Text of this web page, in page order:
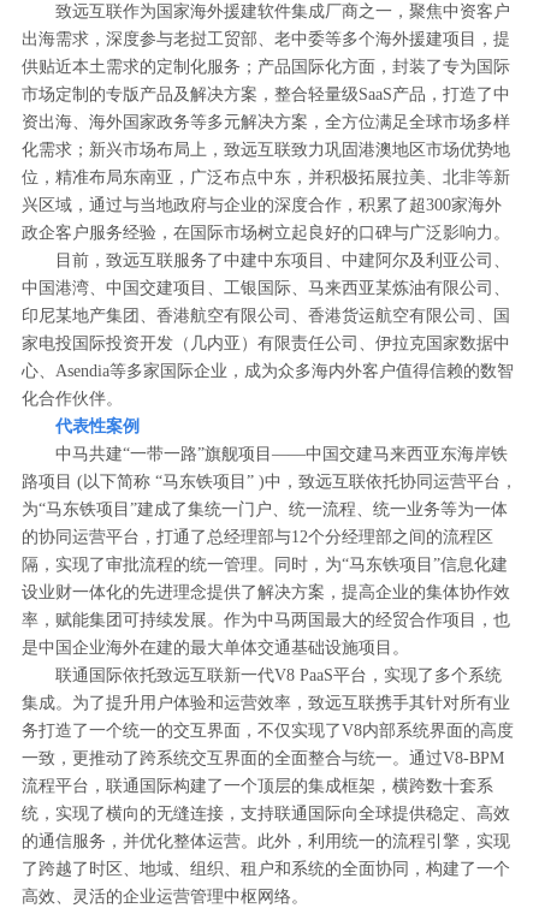
致远互联作为国家海外援建软件集成厂商之一，聚焦中资客户
出海需求，深度参与老挝工贸部、老中委等多个海外援建项目，提
供贴近本土需求的定制化服务；产品国际化方面，封装了专为国际
市场定制的专版产品及解决方案，整合轻量级SaaS产品，打造了中
资出海、海外国家政务等多元解决方案，全方位满足全球市场多样
化需求；新兴市场布局上，致远互联致力巩固港澳地区市场优势地
位，精准布局东南亚，广泛布点中东，并积极拓展拉美、北非等新
兴区域，通过与当地政府与企业的深度合作，积累了超300家海外
政企客户服务经验，在国际市场树立起良好的口碑与广泛影响力。
目前，致远互联服务了中建中东项目、中建阿尔及利亚公司、
中国港湾、中国交建项目、工银国际、马来西亚某炼油有限公司、
印尼某地产集团、香港航空有限公司、香港货运航空有限公司、国
家电投国际投资开发（几内亚）有限责任公司、伊拉克国家数据中
心、Asendia等多家国际企业，成为众多海内外客户值得信赖的数智
化合作伙伴。
代表性案例
中马共建“一带一路”旗舰项目——中国交建马来西亚东海岸铁
路项目 (以下简称 “马东铁项目” )中，致远互联依托协同运营平台，
为“马东铁项目”建成了集统一门户、统一流程、统一业务等为一体
的协同运营平台，打通了总经理部与12个分经理部之间的流程区
隔，实现了审批流程的统一管理。同时，为“马东铁项目”信息化建
设业财一体化的先进理念提供了解决方案，提高企业的集体协作效
率，赋能集团可持续发展。作为中马两国最大的经贸合作项目，也
是中国企业海外在建的最大单体交通基础设施项目。
联通国际依托致远互联新一代V8 PaaS平台，实现了多个系统
集成。为了提升用户体验和运营效率，致远互联携手其针对所有业
务打造了一个统一的交互界面，不仅实现了V8内部系统界面的高度
一致，更推动了跨系统交互界面的全面整合与统一。通过V8-BPM
流程平台，联通国际构建了一个顶层的集成框架，横跨数十套系
统，实现了横向的无缝连接，支持联通国际向全球提供稳定、高效
的通信服务，并优化整体运营。此外，利用统一的流程引擎，实现
了跨越了时区、地域、组织、租户和系统的全面协同，构建了一个
高效、灵活的企业运营管理中枢网络。